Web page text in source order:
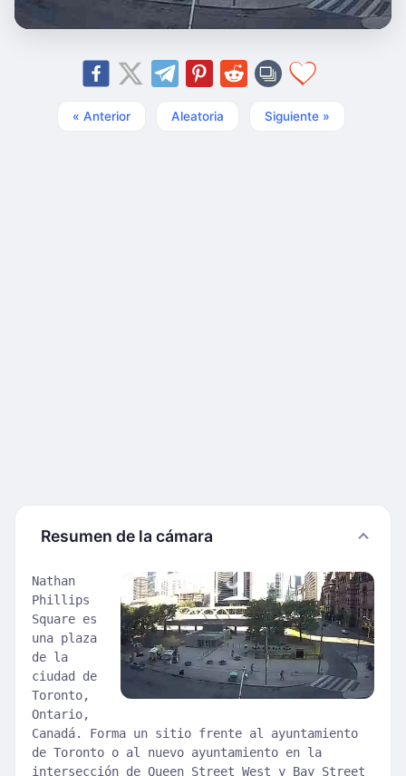
« Anterior Aleatoria Siguiente »
Resumen de la cámara
Nathan
Phillips
Square es
una plaza
de la
ciudad de
Toronto,
Ontario,
Canadá. Forma un sitio frente al ayuntamiento
de Toronto o al nuevo ayuntamiento en la
intersección de Queen Street West y Bay Street